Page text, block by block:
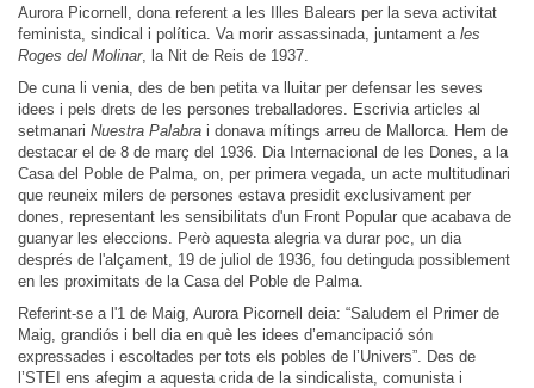
Aurora Picornell, dona referent a les Illes Balears per la seva activitat
feminista, sindical i política. Va morir assassinada, juntament a les
Roges del Molinar, la Nit de Reis de 1937.
De cuna li venia, des de ben petita va lluitar per defensar les seves
idees i pels drets de les persones treballadores. Escrivia articles al
setmanari Nuestra Palabra i donava mítings arreu de Mallorca. Hem de
destacar el de 8 de març del 1936. Dia Internacional de les Dones, a la
Casa del Poble de Palma, on, per primera vegada, un acte multitudinari
que reuneix milers de persones estava presidit exclusivament per
dones, representant les sensibilitats d'un Front Popular que acabava de
guanyar les eleccions. Però aquesta alegria va durar poc, un dia
després de l'alçament, 19 de juliol de 1936, fou detinguda possiblement
en les proximitats de la Casa del Poble de Palma.
Referint-se a l'1 de Maig, Aurora Picornell deia: “Saludem el Primer de
Maig, grandiós i bell dia en què les idees d’emancipació són
expressades i escoltades per tots els pobles de l’Univers”. Des de
l’STEI ens afegim a aquesta crida de la sindicalista, comunista i